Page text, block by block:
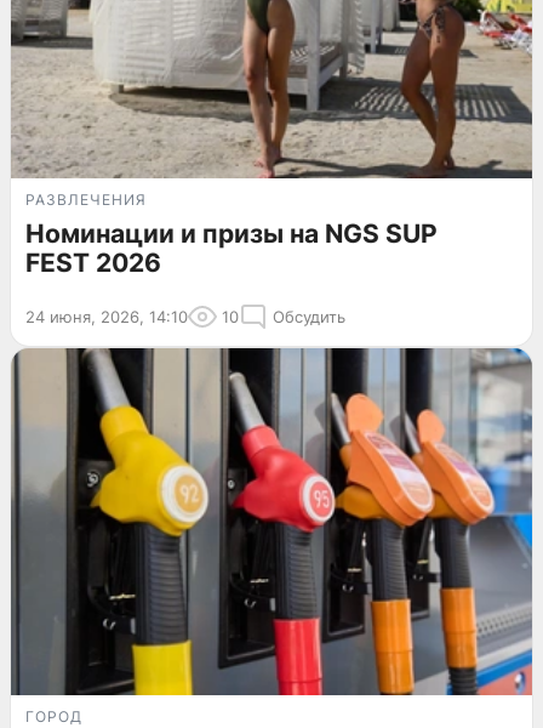
РАЗВЛЕЧЕНИЯ
Номинации и призы на NGS SUP
FEST 2026
24 июня, 2026, 14:10 10 Обсудить
ГОРОД